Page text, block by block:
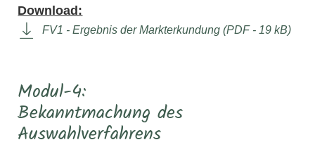
Download:
FV1 - Ergebnis der Markterkundung (PDF - 19 kB)
Modul-4:
Bekanntmachung des
Auswahlverfahrens